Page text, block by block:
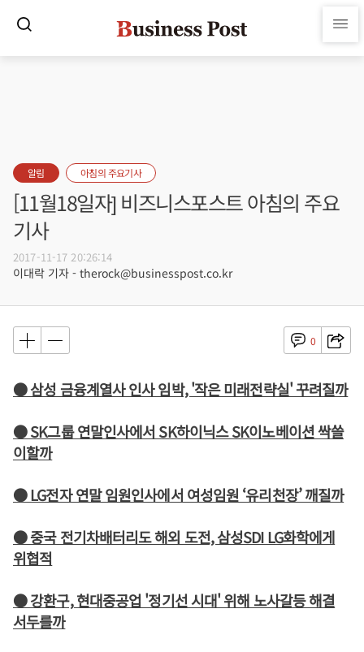
알림 아침의 주요기사
[11월18일자] 비즈니스포스트 아침의 주요
기사
2017-11-17 20:26:14
이대락 기자 - therock@businesspost.co.kr
0
● 삼성 금융계열사 인사 임박, '작은 미래전략실' 꾸려질까
● SK그룹 연말인사에서 SK하이닉스 SK이노베이션 싹쓸
이할까
● LG전자 연말 임원인사에서 여성임원 ‘유리천장’ 깨질까
● 중국 전기차배터리도 해외 도전, 삼성SDI LG화학에게
위협적
● 강환구, 현대중공업 '정기선 시대' 위해 노사갈등 해결
서두를까